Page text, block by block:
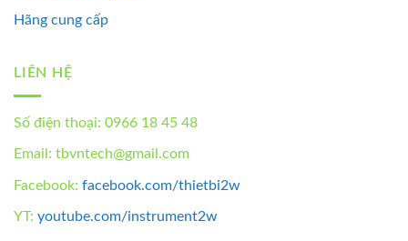
Hãng cung cấp
LIÊN HỆ
Số điện thoại: 0966 18 45 48
Email: tbvntech@gmail.com
Facebook: facebook.com/thietbi2w
YT: youtube.com/instrument2w